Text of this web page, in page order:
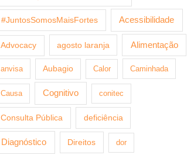
#JuntosSomosMaisFortes Acessibilidade
Advocacy agosto laranja Alimentação
anvisa Aubagio Calor Caminhada
Causa Cognitivo conitec
Consulta Pública deficiência
Diagnóstico Direitos dor